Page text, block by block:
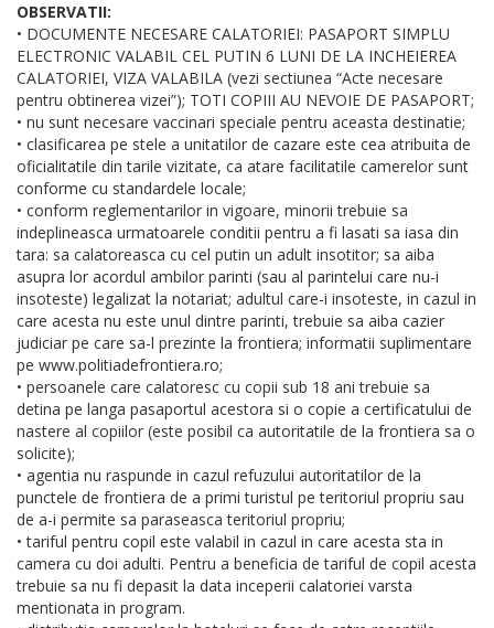
OBSERVATII:
• DOCUMENTE NECESARE CALATORIEI: PASAPORT SIMPLU
ELECTRONIC VALABIL CEL PUTIN 6 LUNI DE LA INCHEIEREA
CALATORIEI, VIZA VALABILA (vezi sectiunea “Acte necesare
pentru obtinerea vizei”); TOTI COPIII AU NEVOIE DE PASAPORT;
• nu sunt necesare vaccinari speciale pentru aceasta destinatie;
• clasificarea pe stele a unitatilor de cazare este cea atribuita de
oficialitatile din tarile vizitate, ca atare facilitatile camerelor sunt
conforme cu standardele locale;
• conform reglementarilor in vigoare, minorii trebuie sa
indeplineasca urmatoarele conditii pentru a fi lasati sa iasa din
tara: sa calatoreasca cu cel putin un adult insotitor; sa aiba
asupra lor acordul ambilor parinti (sau al parintelui care nu-i
insoteste) legalizat la notariat; adultul care-i insoteste, in cazul in
care acesta nu este unul dintre parinti, trebuie sa aiba cazier
judiciar pe care sa-l prezinte la frontiera; informatii suplimentare
pe www.politiadefrontiera.ro;
• persoanele care calatoresc cu copii sub 18 ani trebuie sa
detina pe langa pasaportul acestora si o copie a certificatului de
nastere al copiilor (este posibil ca autoritatile de la frontiera sa o
solicite);
• agentia nu raspunde in cazul refuzului autoritatilor de la
punctele de frontiera de a primi turistul pe teritoriul propriu sau
de a-i permite sa paraseasca teritoriul propriu;
• tariful pentru copil este valabil in cazul in care acesta sta in
camera cu doi adulti. Pentru a beneficia de tariful de copil acesta
trebuie sa nu fi depasit la data inceperii calatoriei varsta
mentionata in program.